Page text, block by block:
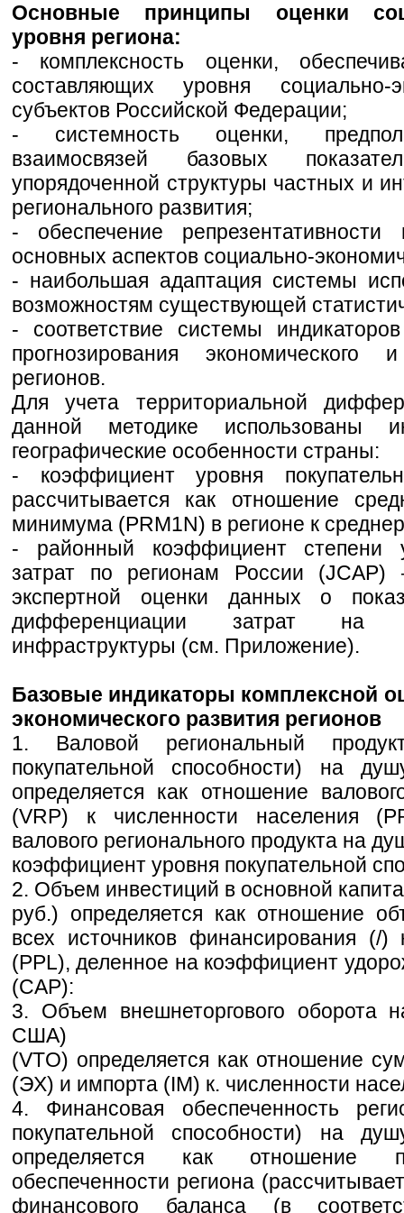
Основные принципы оценки
уровня региона:
- комплексность оценки,
составляющих уровня социально-
субъектов Российской Федерации;
- системность оценки,
взаимосвязей базовых
упорядоченной структуры частных и
регионального развития;
- обеспечение
основных аспектов социально-
- наибольшая адаптация системы
возможностям существующей
- соответствие системы
прогнозирования экономического
регионов.
Для учета территориальной
данной методике использованы
географические особенности страны:
- коэффициент уровня
рассчитывается как отношение
минимума (PRM1N) в регионе к
- районный коэффициент степени
затрат по регионам России
экспертной оценки данных о
дифференциации затрат на
инфраструктуры (см. Приложение).
Базовые индикаторы комплексной
экономического развития регионов
1. Валовой региональный
покупательной способности) на
определяется как отношение
(VRP) к численности населения
валового регионального продукта на
коэффициент уровня покупательной
2. Объем инвестиций в основной
руб.) определяется как отношение
всех источников финансирования (/)
(PPL), деленное на коэффициент
(CAP):
3. Объем внешнеторгового оборота
США)
(VTO) определяется как отношение
(ЭХ) и импорта (IM) к. численности
4. Финансовая обеспеченность
покупательной способности) на
определяется как отношение
обеспеченности региона
финансового баланса (в